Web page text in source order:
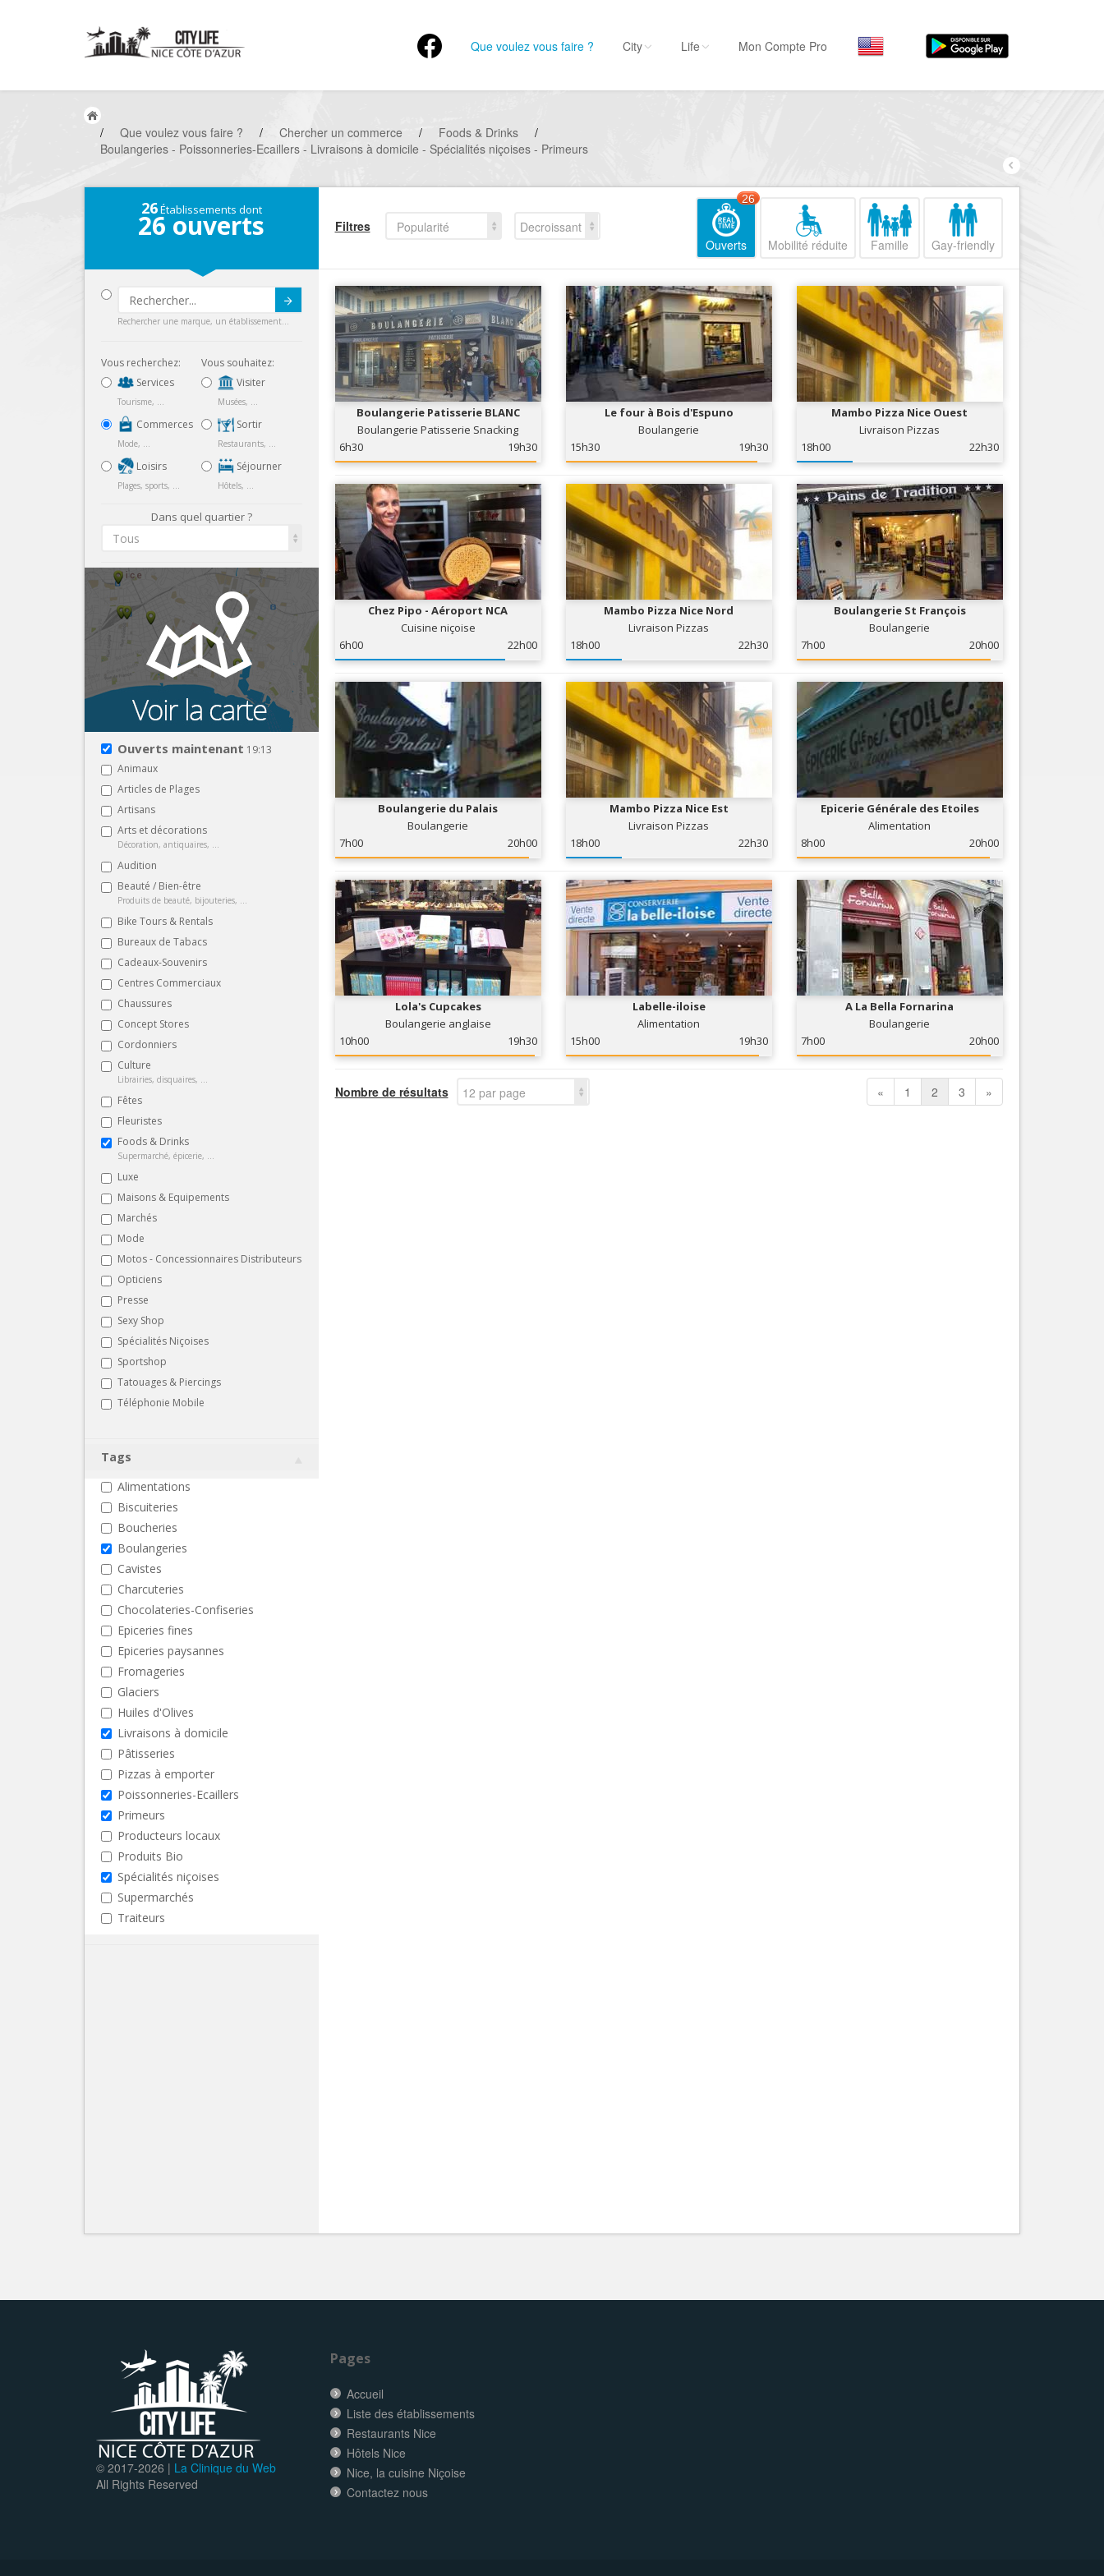
Que voulez vous faire ?
Musées, ...
Sortir
Commerces
Mode, ...
Loisirs
Plages, sports, ...
Services
Tourisme, ...
Nice Promenade du
Nice le Port
Nice le Vieux Nice
Nice le petit Marais Niçois
Nice le Carré d’Or
City Life Mon Compte Pro
/ Que voulez vous faire ? / Chercher un commerce / Foods & Drinks
/
Boulangeries - Poissonneries-Ecaillers - Livraisons à domicile - Spécialités niçoises - Primeurs
26Établissements dont
26 ouverts
Rechercher une marque, un établissement...
Vous recherchez:
Services
Tourisme, ...
Commerces
Mode, ...
Loisirs
Plages, sports, ...
Vous souhaitez:
Visiter
Musées, ...
Sortir
Restaurants, ...
Séjourner
Hôtels, ...
Dans quel quartier ?
Tous
Ouverts maintenant 19:13
Animaux
Articles de Plages
Artisans
Arts et décorations
Décoration, antiquaires, ...
Audition
Beauté / Bien-être
Produits de beauté, bijouteries, ...
Bike Tours & Rentals
Bureaux de Tabacs
Cadeaux-Souvenirs
Centres Commerciaux
Chaussures
Concept Stores
Cordonniers
Culture
Librairies, disquaires, ...
Fêtes
Fleuristes
Foods & Drinks
Supermarché, épicerie, ...
Luxe
Maisons & Equipements
Marchés
Mode
Motos - Concessionnaires Distributeurs
Opticiens
Presse
Sexy Shop
Spécialités Niçoises
Sportshop
Tatouages & Piercings
Téléphonie Mobile
Tags
Alimentations
Biscuiteries
Boucheries
Boulangeries
Cavistes
Charcuteries
Chocolateries-Confiseries
Epiceries fines
Epiceries paysannes
Fromageries
Glaciers
Huiles d'Olives
Livraisons à domicile
Pâtisseries
Pizzas à emporter
Poissonneries-Ecaillers
Primeurs
Producteurs locaux
Produits Bio
Spécialités niçoises
Supermarchés
Traiteurs
Filtres Popularité
Decroissant
Ouverts
26
Mobilité réduite Famille Gay-friendly
Boulangerie Patisserie BLANC
Boulangerie Patisserie Snacking
6h30
19h30
Le four à Bois d'Espuno
Boulangerie
15h30
19h30
Mambo Pizza Nice Ouest
Livraison Pizzas
18h00
22h30
Chez Pipo - Aéroport NCA
Cuisine niçoise
6h00
22h00
Mambo Pizza Nice Nord
Livraison Pizzas
18h00
22h30
Boulangerie St François
Boulangerie
7h00
20h00
Boulangerie du Palais
Boulangerie
7h00
20h00
Mambo Pizza Nice Est
Livraison Pizzas
18h00
22h30
Epicerie Générale des Etoiles
Alimentation
8h00
20h00
Lola's Cupcakes
Boulangerie anglaise
10h00
19h30
Labelle-iloise
Alimentation
15h00
19h30
A La Bella Fornarina
Boulangerie
7h00
20h00
Nombre de résultats 12 par page « 1 2 3 »
© 2017-2026 | La Clinique du Web
All Rights Reserved
Pages
Accueil
Liste des établissements
Restaurants Nice
Hôtels Nice
Nice, la cuisine Niçoise
Contactez nous